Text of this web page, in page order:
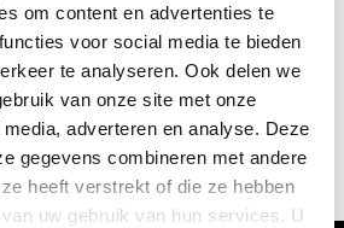
om content en advertenties te
voor social media te bieden
te analyseren. Ook delen we
van onze site met onze
adverteren en analyse. Deze
gegevens combineren met andere
heeft verstrekt of die ze hebben
uw gebruik van hun services. U
in zijn poten. Een landingsbaan in
die zijn kerk in brand schiet. Het
vandaag. De vraag is wat
heeft met Napoleon. En: Gooide een
lintje in de plas?